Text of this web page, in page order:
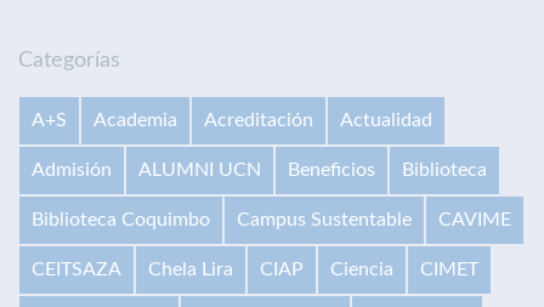
Categorías
A+S Academia Acreditación Actualidad
Admisión ALUMNI UCN Beneficios Biblioteca
Biblioteca Coquimbo Campus Sustentable CAVIME
CEITSAZA Chela Lira CIAP Ciencia CIMET